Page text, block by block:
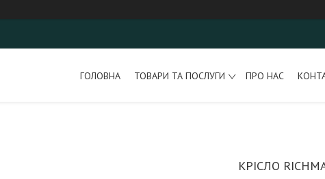
ГОЛОВНА ТОВАРИ ТА ПОСЛУГИ ПРО НАС
КРІСЛО